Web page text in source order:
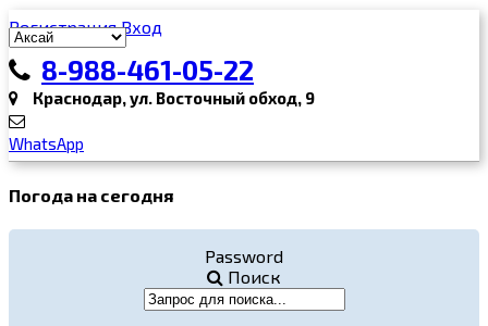
Регистрация Вход
8-988-461-05-22
Краснодар, ул. Восточный обход, 9
WhatsApp
Погода на сегодня
Password
Поиск